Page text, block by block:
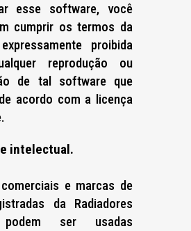
esse software, você
cumprir os termos da
proibida
reprodução ou
de tal software que
acordo com a licença
intelectual.
e marcas de
da Radiadores
podem ser usadas